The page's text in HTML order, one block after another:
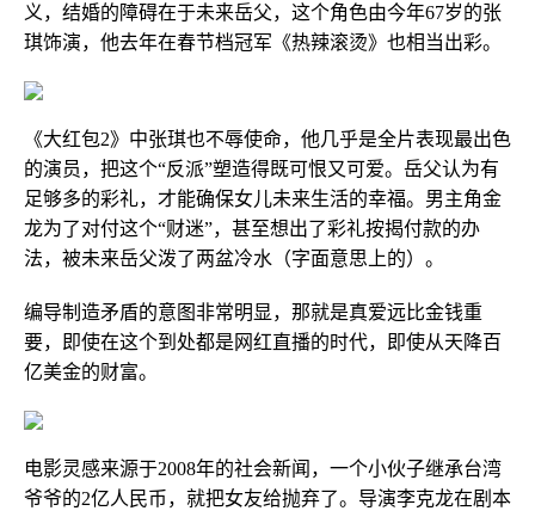
义，结婚的障碍在于未来岳父，这个角色由今年67岁的张
琪饰演，他去年在春节档冠军《热辣滚烫》也相当出彩。
《大红包2》中张琪也不辱使命，他几乎是全片表现最出色
的演员，把这个“反派”塑造得既可恨又可爱。岳父认为有
足够多的彩礼，才能确保女儿未来生活的幸福。男主角金
龙为了对付这个“财迷”，甚至想出了彩礼按揭付款的办
法，被未来岳父泼了两盆冷水（字面意思上的）。
编导制造矛盾的意图非常明显，那就是真爱远比金钱重
要，即使在这个到处都是网红直播的时代，即使从天降百
亿美金的财富。
电影灵感来源于2008年的社会新闻，一个小伙子继承台湾
爷爷的2亿人民币，就把女友给抛弃了。导演李克龙在剧本